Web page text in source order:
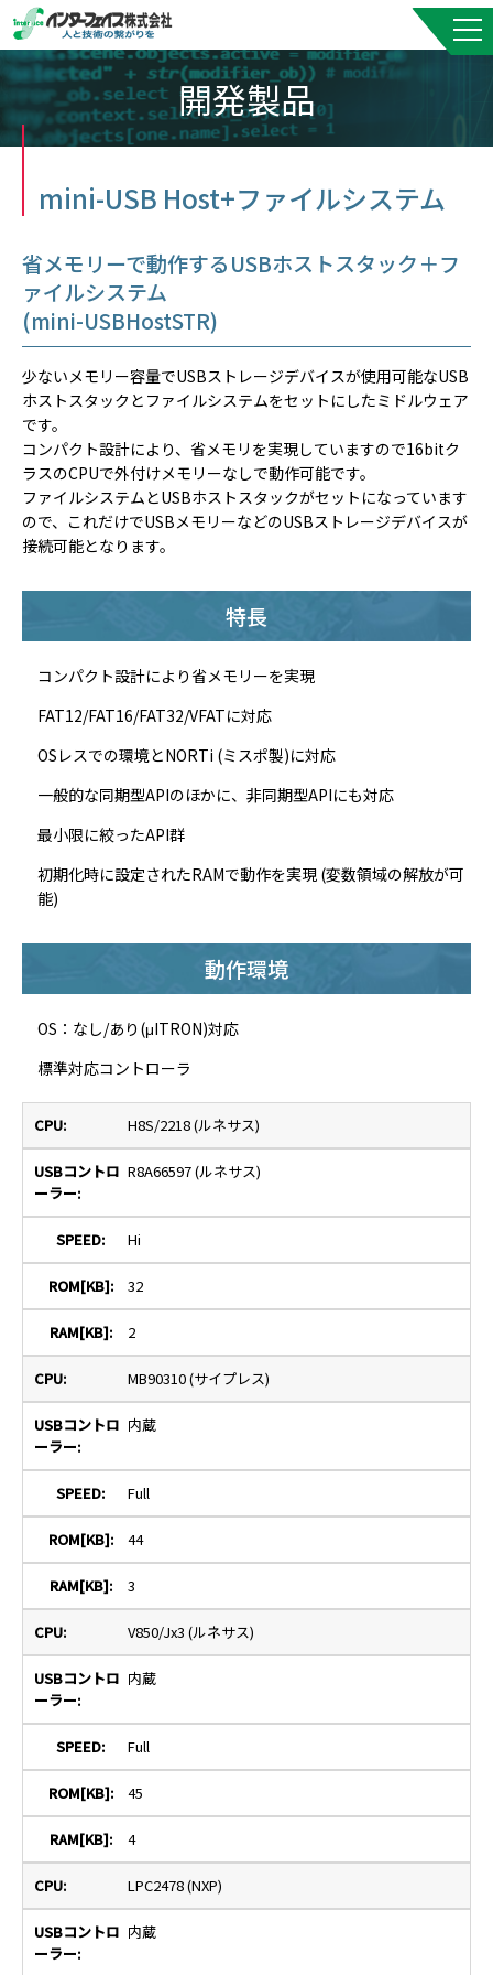
開発製品
mini-USB Host+ファイルシステム
省メモリーで動作するUSBホストスタック＋フ
ァイルシステム
(mini-USBHostSTR)
少ないメモリー容量でUSBストレージデバイスが使用可能なUSB
ホストスタックとファイルシステムをセットにしたミドルウェア
です。
コンパクト設計により、省メモリを実現していますので16bitク
ラスのCPUで外付けメモリーなしで動作可能です。
ファイルシステムとUSBホストスタックがセットになっています
ので、これだけでUSBメモリーなどのUSBストレージデバイスが
接続可能となります。
特長
コンパクト設計により省メモリーを実現
FAT12/FAT16/FAT32/VFATに対応
OSレスでの環境とNORTi (ミスポ製)に対応
一般的な同期型APIのほかに、非同期型APIにも対応
最小限に絞ったAPI群
初期化時に設定されたRAMで動作を実現 (変数領域の解放が可
能)
動作環境
OS：なし/あり(μITRON)対応
標準対応コントローラ
H8S/2218 (ルネサス)
R8A66597 (ルネサス)
Hi
32
2
MB90310 (サイプレス)
内蔵
Full
44
3
V850/Jx3 (ルネサス)
内蔵
Full
45
4
LPC2478 (NXP)
内蔵